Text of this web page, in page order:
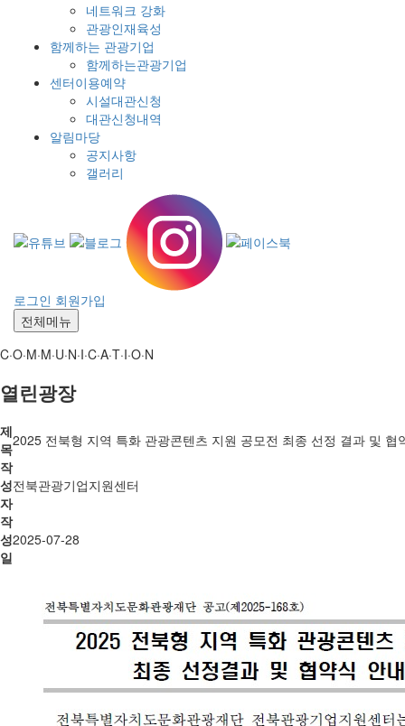
네트워크 강화
관광인재육성
함께하는 관광기업
함께하는관광기업
센터이용예약
시설대관신청
대관신청내역
알림마당
공지사항
갤러리
로그인 회원가입
전체메뉴
C·O·M·M·U·N·I·C·A·T·I·O·N
열린광장
제
목2025 전북형 지역 특화 관광콘텐츠 지원 공모전 최종 선정 결과 및 협
작
성
자
전북관광기업지원센터
작
성
일
2025-07-28